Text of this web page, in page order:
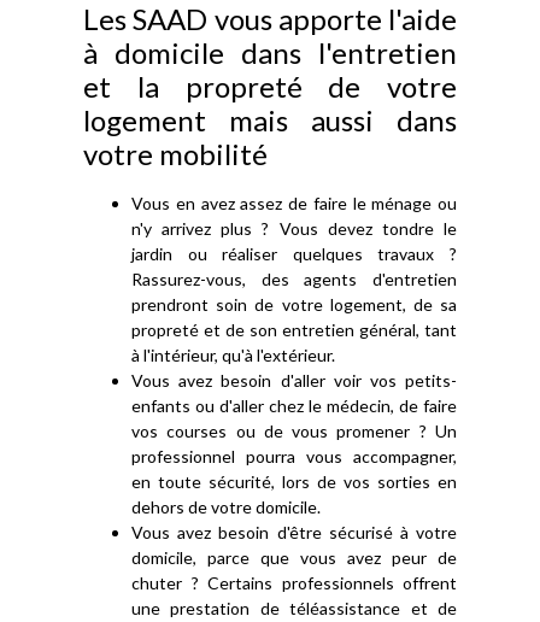
Les SAAD vous apporte l'aide
à domicile dans l'entretien
et la propreté de votre
logement mais aussi dans
votre mobilité
Vous en avez assez de faire le ménage ou
n'y arrivez plus ? Vous devez tondre le
jardin ou réaliser quelques travaux ?
Rassurez-vous, des agents d'entretien
prendront soin de votre logement, de sa
propreté et de son entretien général, tant
à l'intérieur, qu'à l'extérieur.
Vous avez besoin d'aller voir vos petits-
enfants ou d'aller chez le médecin, de faire
vos courses ou de vous promener ? Un
professionnel pourra vous accompagner,
en toute sécurité, lors de vos sorties en
dehors de votre domicile.
Vous avez besoin d'être sécurisé à votre
domicile, parce que vous avez peur de
chuter ? Certains professionnels offrent
une prestation de téléassistance et de